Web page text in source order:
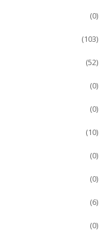
(0)
(103)
(52)
(0)
(0)
(10)
(0)
(0)
(6)
(0)